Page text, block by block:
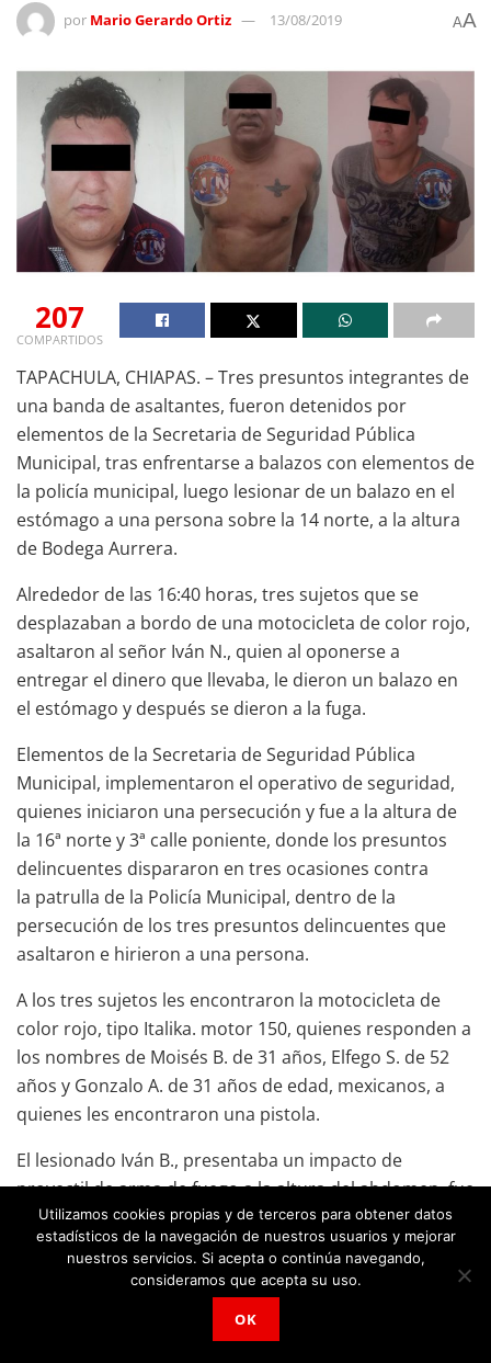
por Mario Gerardo Ortiz 13/08/2019 AA
207
COMPARTIDOS
TAPACHULA, CHIAPAS. – Tres presuntos integrantes de
una banda de asaltantes, fueron detenidos por
elementos de la Secretaria de Seguridad Pública
Municipal, tras enfrentarse a balazos con elementos de
la policía municipal, luego lesionar de un balazo en el
estómago a una persona sobre la 14 norte, a la altura
de Bodega Aurrera.
Alrededor de las 16:40 horas, tres sujetos que se
desplazaban a bordo de una motocicleta de color rojo,
asaltaron al señor Iván N., quien al oponerse a
entregar el dinero que llevaba, le dieron un balazo en
el estómago y después se dieron a la fuga.
Elementos de la Secretaria de Seguridad Pública
Municipal, implementaron el operativo de seguridad,
quienes iniciaron una persecución y fue a la altura de
la 16ª norte y 3ª calle poniente, donde los presuntos
delincuentes dispararon en tres ocasiones contra
la patrulla de la Policía Municipal, dentro de la
persecución de los tres presuntos delincuentes que
asaltaron e hirieron a una persona.
A los tres sujetos les encontraron la motocicleta de
color rojo, tipo Italika. motor 150, quienes responden a
los nombres de Moisés B. de 31 años, Elfego S. de 52
años y Gonzalo A. de 31 años de edad, mexicanos, a
quienes les encontraron una pistola.
El lesionado Iván B., presentaba un impacto de
proyectil de arma de fuego a la altura del abdomen, fue
trasladado a bordo de la unidad 178 de la Cruz Roja
Mexicana, al hospital general de esta ciudad para su
atención médica.
Los tres detenidos presuntamente han participado en
por lo menos 18 asaltos a cuentahabientes, quienes se
Utilizamos cookies propias y de terceros para obtener datos
estadísticos de la navegación de nuestros usuarios y mejorar
nuestros servicios. Si acepta o continúa navegando,
consideramos que acepta su uso.
OK